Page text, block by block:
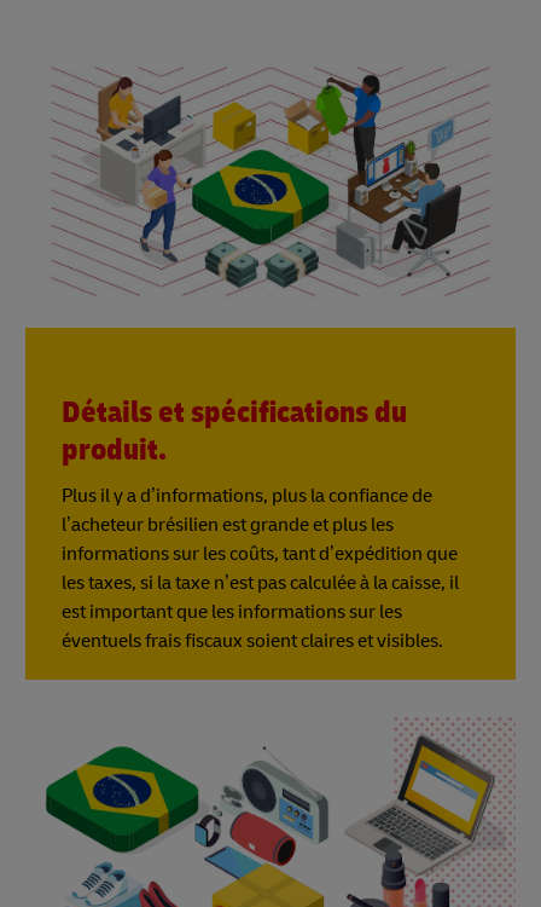
Détails et spécifications du
produit.
Plus il y a d’informations, plus la confiance de
l’acheteur brésilien est grande et plus les
informations sur les coûts, tant d’expédition que
les taxes, si la taxe n’est pas calculée à la caisse, il
est important que les informations sur les
éventuels frais fiscaux soient claires et visibles.